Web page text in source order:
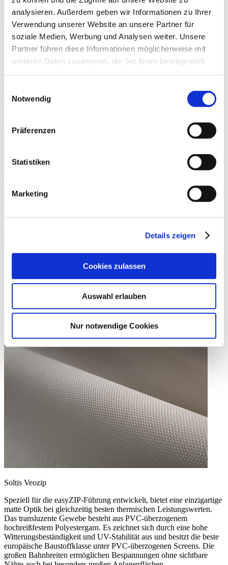
analysieren. Außerdem geben wir Informationen zu Ihrer
Verwendung unserer Website an unsere Partner für
soziale Medien, Werbung und Analysen weiter. Unsere
Partner führen diese Informationen möglicherweise mit
weiteren Daten zusammen, die Sie ihnen bereitgestellt
Notwendig
Präferenzen
Statistiken
Marketing
Details zeigen
Cookies zulassen
Auswahl erlauben
Nur notwendige Cookies
Screen
Durch die besondere Struktur des PVC-beschichteten
Glasfasergewebes hat dieser Stoff eine gute Durchsicht nach
Draußen und bietet gleichzeitig einen optimalen Blendschutz. Die
Der transluzente Stoff lenkt dank, kleiner Öffnungen im Gewebe,
Tageslicht ins Rauminnere und schafft eine angenehme, helle
Atmosphäre bei gleichzeitiger Sicht nach außen. Neue trendige
Farben bieten für jede Anforderung die optimale Lösung.
Soltis Veozip
Speziell für die easyZIP-Führung entwickelt, bietet eine einzigartige
matte Optik bei gleichzeitig besten thermischen Leistungswerten.
Das transluzente Gewebe besteht aus PVC-überzogenem
hochreißfestem Polyestergarn. Es zeichnet sich durch eine hohe
Witterungsbeständigkeit und UV-Stabilität aus und besitzt die beste
europäische Baustoffklasse unter PVC-überzogenen Screens. Die
großen Bahnbreiten ermöglichen Bespannungen ohne sichtbare